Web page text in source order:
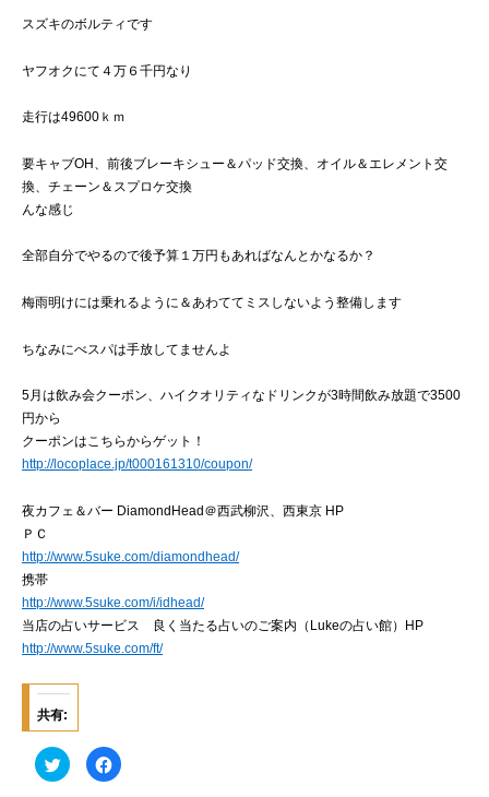
スズキのボルティです
ヤフオクにて４万６千円なり
走行は49600ｋｍ
要キャブOH、前後ブレーキシュー＆パッド交換、オイル＆エレメント交
換、チェーン＆スプロケ交換
んな感じ
全部自分でやるので後予算１万円もあればなんとかなるか？
梅雨明けには乗れるように＆あわててミスしないよう整備します
ちなみにべスパは手放してませんよ
5月は飲み会クーポン、ハイクオリティなドリンクが3時間飲み放題で3500
円から
クーポンはこちらからゲット！
http://locoplace.jp/t000161310/coupon/
夜カフェ＆バー DiamondHead＠西武柳沢、西東京 HP
ＰＣ
http://www.5suke.com/diamondhead/
携帯
http://www.5suke.com/i/idhead/
当店の占いサービス 良く当たる占いのご案内（Lukeの占い館）HP
http://www.5suke.com/ft/
共有:
ク
リ
F
a